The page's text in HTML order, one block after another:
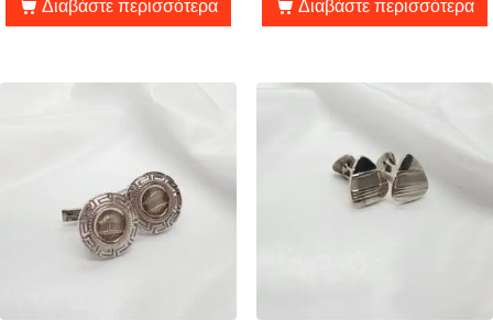
Διαβάστε περισσότερα Διαβάστε περισσότερα